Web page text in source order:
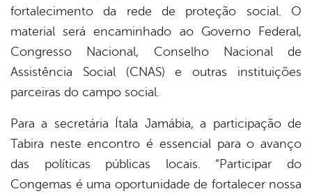
fortalecimento da rede de proteção social. O
material será encaminhado ao Governo Federal,
Congresso Nacional, Conselho Nacional de
Assistência Social (CNAS) e outras instituições
parceiras do campo social.
Para a secretária Ítala Jamábia, a participação de
Tabira neste encontro é essencial para o avanço
das políticas públicas locais. “Participar do
Congemas é uma oportunidade de fortalecer nossa